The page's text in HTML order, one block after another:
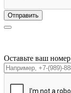
Отправить
Оставьте ваш